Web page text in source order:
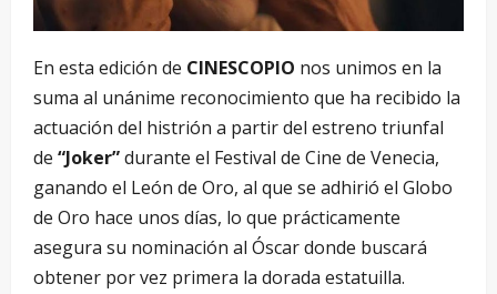
En esta edición de CINESCOPIO nos unimos en la
suma al unánime reconocimiento que ha recibido la
actuación del histrión a partir del estreno triunfal
de “Joker”durante el Festival de Cine de Venecia,
ganando el León de Oro, al que se adhirió el Globo
de Oro hace unos días, lo que prácticamente
asegura su nominación al Óscar donde buscará
obtener por vez primera la dorada estatuilla.